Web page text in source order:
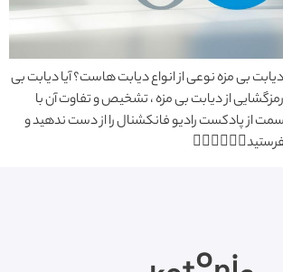
بی مزه نوعی از انواع دیابت هاست؟ آیا دیابت بی
از دیابت بی مزه ، تشخیص و تفاوت آن با
از پادکست رادیو فانکشنال را از دست ندهید و